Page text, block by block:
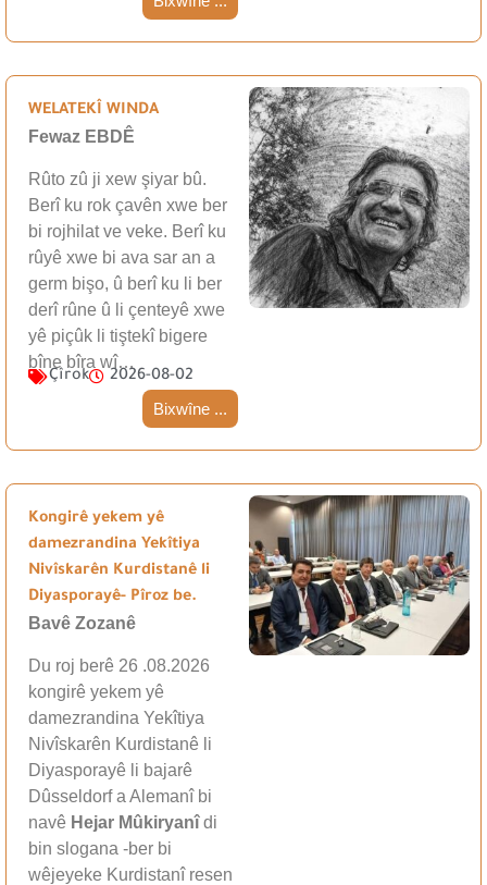
WELATEKÎ WINDA
Fewaz EBDÊ
Rûto zû ji xew şiyar bû.
Berî ku rok çavên xwe ber
bi rojhilat ve veke. Berî ku
rûyê xwe bi ava sar an a
germ bişo, û berî ku li ber
derî rûne û li çenteyê xwe
yê piçûk li tiştekî bigere
bîne bîra wî…
Çîrok 2026-08-02
Bixwîne ...
Kongirê yekem yê
damezrandina Yekîtiya
Nivîskarên Kurdistanê li
Diyasporayê- Pîroz be.
Bavê Zozanê
Du roj berê 26 .08.2026
kongirê yekem yê
damezrandina Yekîtiya
Nivîskarên Kurdistanê li
Diyasporayê li bajarê
Dûsseldorf a Alemanî bi
navê Hejar Mûkiryanîdi
bin slogana -ber bi
wêjeyeke Kurdistanî resen